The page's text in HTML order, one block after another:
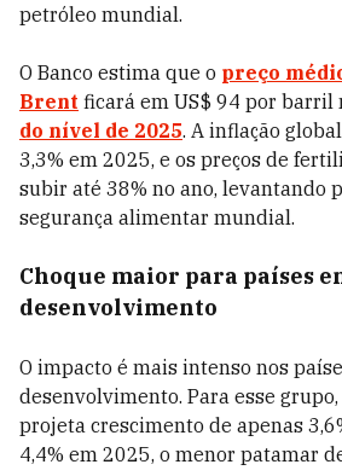
petróleo mundial.
O Banco estima que o preço
Brent ficará em US$ 94 por barril
do nível de 2025. A inflação
3,3% em 2025, e os preços de
subir até 38% no ano, levantando
segurança alimentar mundial.
Choque maior para países
desenvolvimento
O impacto é mais intenso nos
desenvolvimento. Para esse
projeta crescimento de apenas
4,4% em 2025, o menor patamar